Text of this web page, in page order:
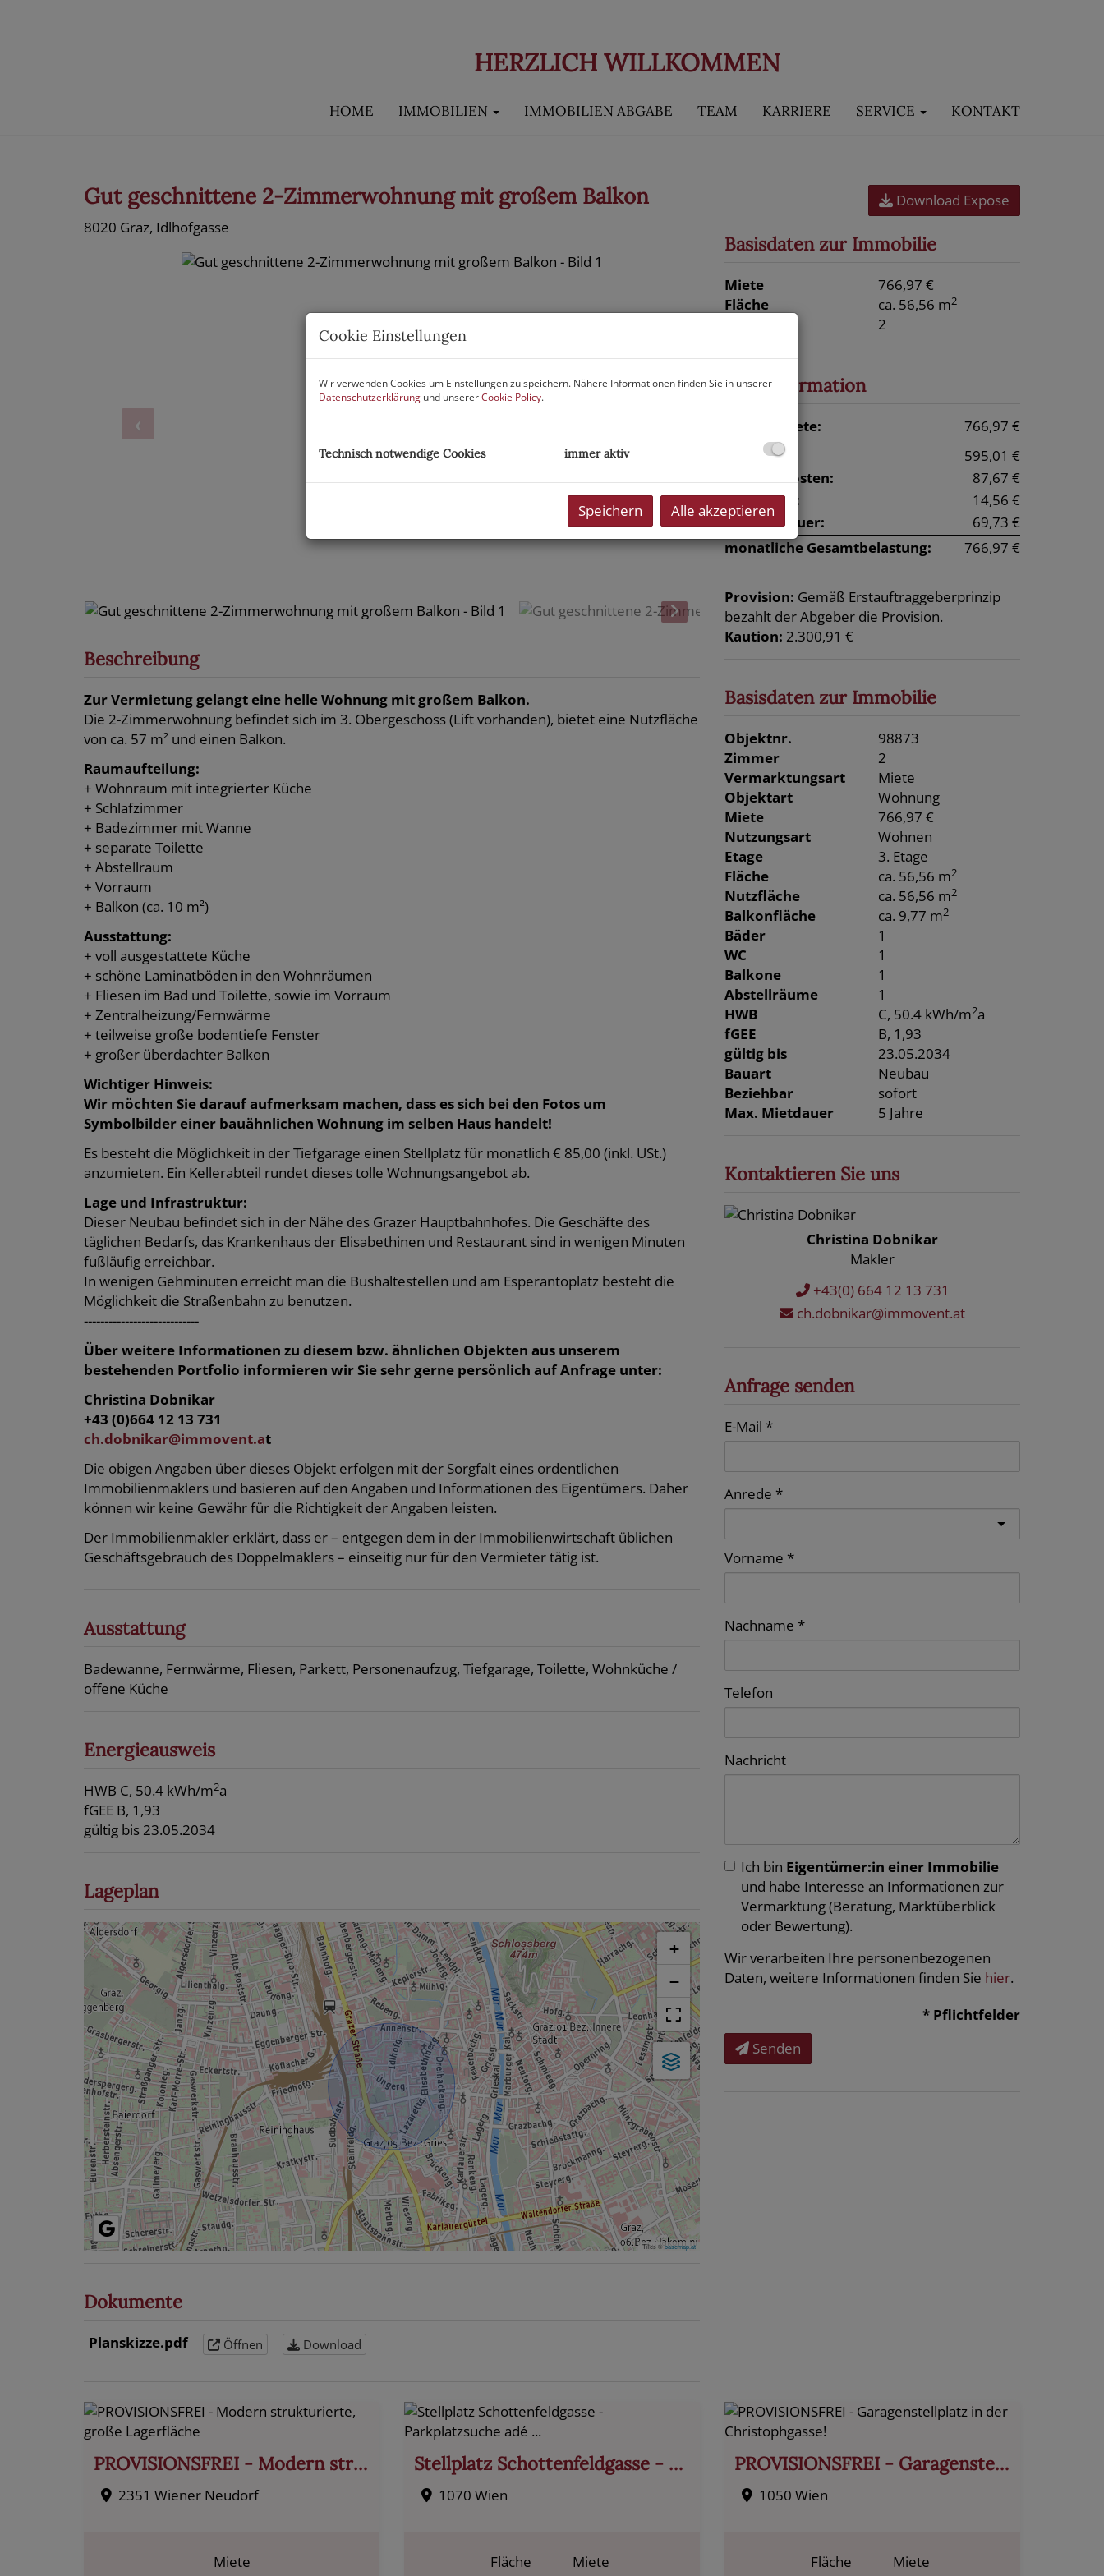
HERZLICH WILLKOMMEN
HOME IMMOBILIEN IMMOBILIEN ABGABE TEAM KARRIERE SERVICE KONTAKT
Gut geschnittene 2-Zimmerwohnung mit großem Balkon
8020 Graz, Idlhofgasse
Beschreibung
Zur Vermietung gelangt eine helle Wohnung mit großem Balkon.
Die 2-Zimmerwohnung befindet sich im 3. Obergeschoss (Lift vorhanden), bietet eine Nutzfläche
von ca. 57 m² und einen Balkon.
Raumaufteilung:
+ Wohnraum mit integrierter Küche
+ Schlafzimmer
+ Badezimmer mit Wanne
+ separate Toilette
+ Abstellraum
+ Vorraum
+ Balkon (ca. 10 m²)
Ausstattung:
+ voll ausgestattete Küche
+ schöne Laminatböden in den Wohnräumen
+ Fliesen im Bad und Toilette, sowie im Vorraum
+ Zentralheizung/Fernwärme
+ teilweise große bodentiefe Fenster
+ großer überdachter Balkon
Wichtiger Hinweis:
Wir möchten Sie darauf aufmerksam machen, dass es sich bei den Fotos um
Symbolbilder einer bauähnlichen Wohnung im selben Haus handelt!
Es besteht die Möglichkeit in der Tiefgarage einen Stellplatz für monatlich € 85,00 (inkl. USt.)
anzumieten. Ein Kellerabteil rundet dieses tolle Wohnungsangebot ab.
Lage und Infrastruktur:
Dieser Neubau befindet sich in der Nähe des Grazer Hauptbahnhofes. Die Geschäfte des
täglichen Bedarfs, das Krankenhaus der Elisabethinen und Restaurant sind in wenigen Minuten
fußläufig erreichbar.
In wenigen Gehminuten erreicht man die Bushaltestellen und am Esperantoplatz besteht die
Möglichkeit die Straßenbahn zu benutzen.
----------------------------
Über weitere Informationen zu diesem bzw. ähnlichen Objekten aus unserem
bestehenden Portfolio informieren wir Sie sehr gerne persönlich auf Anfrage unter:
Christina Dobnikar
+43 (0)664 12 13 731
ch.dobnikar@immovent.at
Die obigen Angaben über dieses Objekt erfolgen mit der Sorgfalt eines ordentlichen
Immobilienmaklers und basieren auf den Angaben und Informationen des Eigentümers. Daher
können wir keine Gewähr für die Richtigkeit der Angaben leisten.
Der Immobilienmakler erklärt, dass er – entgegen dem in der Immobilienwirtschaft üblichen
Geschäftsgebrauch des Doppelmaklers – einseitig nur für den Vermieter tätig ist.
Ausstattung
Badewanne Fernwärme Fliesen Parkett Personenaufzug Tiefgarage Toilette Wohnküche /
offene Küche
Energieausweis
HWB C, 50.4 kWh/m2a
fGEE B, 1,93
gültig bis 23.05.2034
Lageplan
+
−
Tiles ©basemap.at
Dokumente
Planskizze.pdf Öffnen Download
Download Expose
Basisdaten zur Immobilie
Miete
766,97 €
Fläche
ca. 56,56 m2
2
Preisinformation
Gesamtmiete:
766,97 €
Miete:
595,01 €
Betriebskosten:
87,67 €
Liftkosten:
14,56 €
Umsatzsteuer:
69,73 €
monatliche Gesamtbelastung:
766,97 €
Provision: Gemäß Erstauftraggeberprinzip
bezahlt der Abgeber die Provision.
Kaution: 2.300,91 €
Basisdaten zur Immobilie
Objektnr.
98873
Zimmer
2
Vermarktungsart
Miete
Objektart
Wohnung
Miete
766,97 €
Nutzungsart
Wohnen
Etage
3. Etage
Fläche
ca. 56,56 m2
Nutzfläche ca. 56,56 m2
Balkonfläche ca. 9,77 m2
Bäder
1
WC
1
Balkone
1
Abstellräume
1
HWB
C, 50.4 kWh/m2a
fGEE
B, 1,93
gültig bis
23.05.2034
Bauart
Neubau
Beziehbar
sofort
Max. Mietdauer
5 Jahre
Kontaktieren Sie uns
Christina Dobnikar
Makler
+43(0) 664 12 13 731
ch.dobnikar@immovent.at
Anfrage senden
E-Mail
Anrede
Vorname
Nachname
Telefon
Nachricht
Ich bin Eigentümer:in einer Immobilie
und habe Interesse an Informationen zur
Vermarktung (Beratung, Marktüberblick
oder Bewertung).
Wir verarbeiten Ihre personenbezogenen
Daten, weitere Informationen finden Sie hier.
Senden
* Pflichtfelder
PROVISIONSFREI - Modern strukturierte, große Lagerfläche
2351 Wiener Neudorf
Miete
Stellplatz Schottenfeldgasse - Parkplatzsuche adé ...
1070 Wien
Fläche Miete
PROVISIONSFREI - Garagenstellplatz in der Christophgasse!
1050 Wien
Fläche Miete
Cookie Einstellungen
Wir verwenden Cookies um Einstellungen zu speichern. Nähere Informationen finden Sie in unserer
Datenschutzerklärung und unsererCookie Policy.
Technisch notwendige Cookies immer aktiv
Speichern Alle akzeptieren